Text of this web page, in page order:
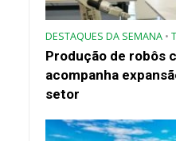
DESTAQUES DA SEMANA •
Produção de robôs
acompanha
setor